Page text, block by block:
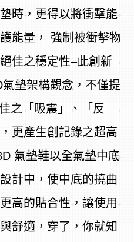
時，更得以將衝擊能
能量， 強制被衝擊物
佳之穩定性–此創新
氣墊架構觀念，不僅提
之「吸震」、「反
更產生創記錄之超高
氣墊鞋以全氣墊中底
計中，使中底的撓曲
高的貼合性，讓使用
舒適，穿了，你就知